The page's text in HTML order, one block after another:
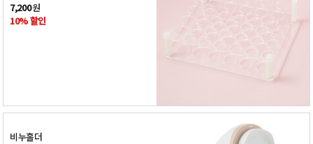
7,200원
10% 할인
비누홀더